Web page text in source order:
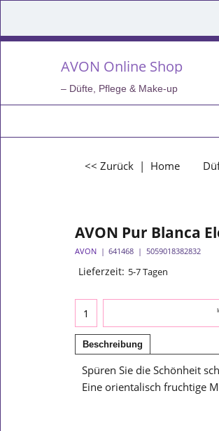
AVON Online Shop
– Düfte, Pflege & Make-up
<< Zurück | Home
AVON Pur Blanca
AVON 641468 5059018382832
Lieferzeit: 5-7 Tagen
Beschreibung
Spüren Sie die Schönheit
Eine orientalisch fruchtige